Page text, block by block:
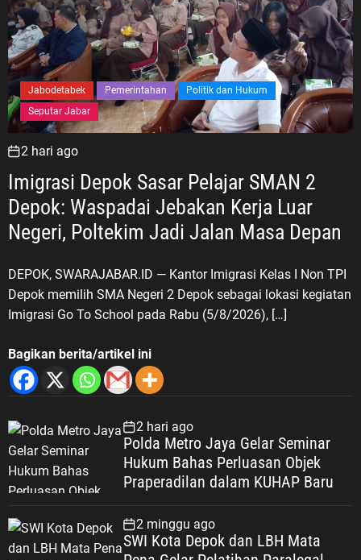
Jabodetabek Pemerintahan
Politik dan Hukum
Seputar Jabar
2 hari ago
Imigrasi Depok Sasar Pelajar SMAN 2
Depok: Waspadai Jebakan Kerja Luar
DEPOK, SWARAJABAR.ID — Kantor Imigrasi Kelas I Non TPI
Depok memilih SMA Negeri 2 Depok sebagai lokasi kegiatan
Imigrasi Go To School pada Rabu (5/8/2026), […]
Bagikan berita/artikel ini
2 hari ago
Polda Metro Jaya Gelar Seminar
Hukum Bahas Perluasan Objek
Praperadilan dalam KUHAP Baru
2 minggu ago
SWI Kota Depok dan LBH Mata